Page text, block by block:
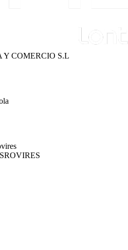
COMERCIO S.L